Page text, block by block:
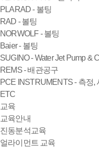
PLARAD - 볼팅
RAD - 볼팅
NORWOLF - 볼팅
Baier - 볼팅
SUGINO - Water Jet Pump &
REMS - 배관공구
PCE INSTRUMENTS - 측정,
ETC
교육
교육안내
진동분석교육
얼라이먼트 교육